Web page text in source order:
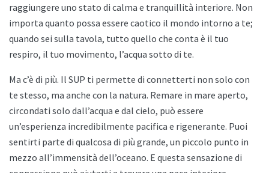
raggiungere uno stato di calma e tranquillità interiore. Non
importa quanto possa essere caotico il mondo intorno a te;
quando sei sulla tavola, tutto quello che conta è il tuo
respiro, il tuo movimento, l’acqua sotto di te.
Ma c’è di più. Il SUP ti permette di connetterti non solo con
te stesso, ma anche con la natura. Remare in mare aperto,
circondati solo dall’acqua e dal cielo, può essere
un’esperienza incredibilmente pacifica e rigenerante. Puoi
sentirti parte di qualcosa di più grande, un piccolo punto in
mezzo all’immensità dell’oceano. E questa sensazione di